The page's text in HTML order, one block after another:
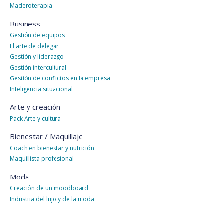
Maderoterapia
Business
Gestión de equipos
El arte de delegar
Gestión y liderazgo
Gestión intercultural
Gestión de conflictos en la empresa
Inteligencia situacional
Arte y creación
Pack Arte y cultura
Bienestar / Maquillaje
Coach en bienestar y nutrición
Maquillista profesional
Moda
Creación de un moodboard
Industria del lujo y de la moda